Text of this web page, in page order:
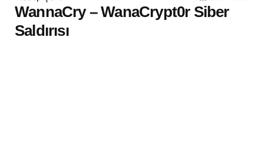
by
WannaCry – WanaCrypt0r Siber
Saldırısı